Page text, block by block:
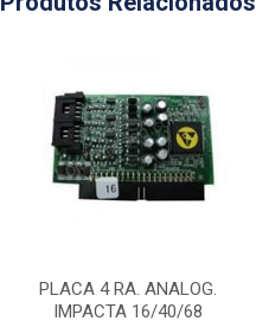
PLACA 4 RA. ANALOG.
IMPACTA 16/40/68